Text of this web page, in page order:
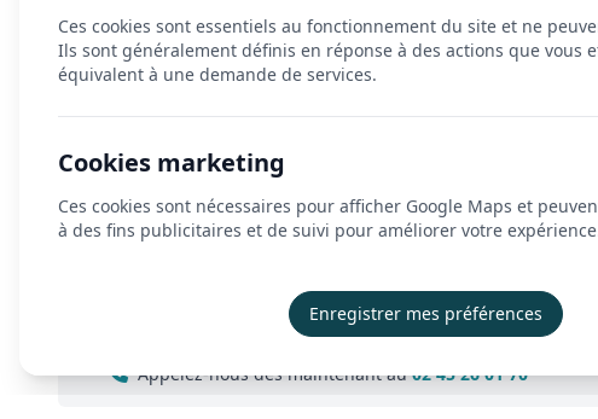
Nous contacter
Parlons de votre projet !
Vous avez besoin d’un renseignement,
Notre équipe est à votre écoute ! Remplissez le formulaire
Venez nous rencontrer du lundi au vendredi, de 9h00 à
Besoin d’une réponse immédiate ?
Appelez-nous dès maintenant au02 45 26 01 70
Ces cookies sont essentiels au fonctionnement du site et ne
Ils sont généralement définis en réponse à des actions que vous
équivalent à une demande de services.
Cookies marketing
Ces cookies sont nécessaires pour afficher Google Maps et
à des fins publicitaires et de suivi pour améliorer votre
Enregistrer mes préférences